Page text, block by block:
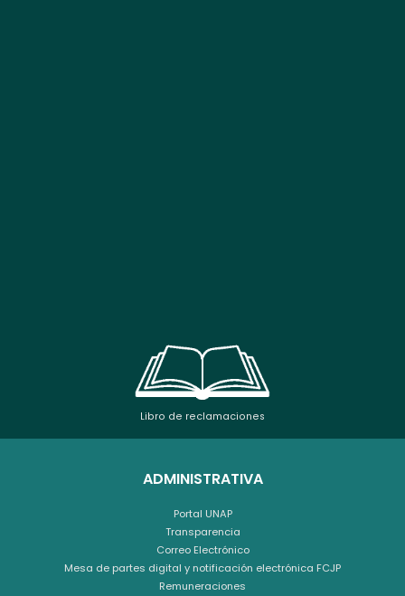
Libro de reclamaciones
ADMINISTRATIVA
Portal UNAP
Transparencia
Correo Electrónico
Mesa de partes digital y notificación electrónica FCJP
Remuneraciones